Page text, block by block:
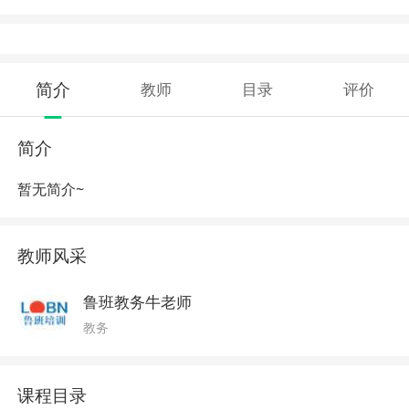
简介 教师 目录 评价
简介
暂无简介~
教师风采
鲁班教务牛老师
教务
课程目录